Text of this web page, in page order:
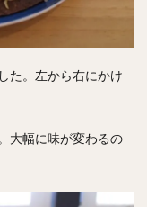
た。左から右にかけ
大幅に味が変わるの